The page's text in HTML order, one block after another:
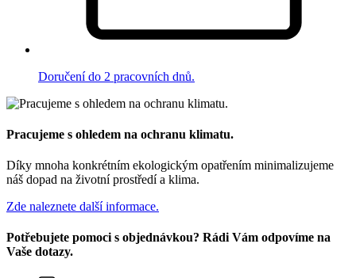
Doručení do 2 pracovních dnů.
Pracujeme s ohledem na ochranu klimatu.
Díky mnoha konkrétním ekologickým opatřením minimalizujeme
náš dopad na životní prostředí a klima.
Zde naleznete další informace.
Potřebujete pomoci s objednávkou? Rádi Vám odpovíme na
Vaše dotazy.